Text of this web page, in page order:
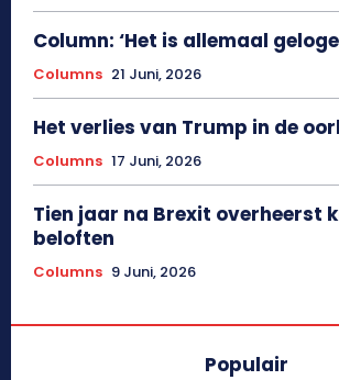
Column: ‘Het is allemaal
Columns 21 Juni, 2026
Het verlies van Trump in de
Columns 17 Juni, 2026
Tien jaar na Brexit overheerst
beloften
Columns 9 Juni, 2026
Populair